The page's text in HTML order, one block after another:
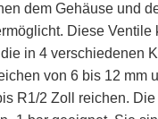
dem Gehäuse und
Diese Ventile
in 4 verschiedenen
von 6 bis 12 mm
R1/2 Zoll reichen.